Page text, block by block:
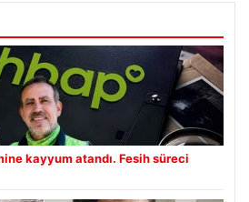
kayyum atandı. Fesih süreci